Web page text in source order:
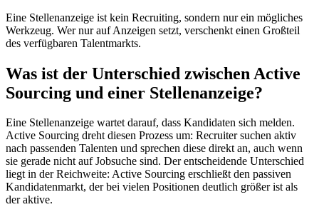
Eine Stellenanzeige ist kein Recruiting, sondern nur ein mögliches
Werkzeug. Wer nur auf Anzeigen setzt, verschenkt einen Großteil
des verfügbaren Talentmarkts.
Was ist der Unterschied zwischen Active
Sourcing und einer Stellenanzeige?
Eine Stellenanzeige wartet darauf, dass Kandidaten sich melden.
Active Sourcing dreht diesen Prozess um: Recruiter suchen aktiv
nach passenden Talenten und sprechen diese direkt an, auch wenn
sie gerade nicht auf Jobsuche sind. Der entscheidende Unterschied
liegt in der Reichweite: Active Sourcing erschließt den passiven
Kandidatenmarkt, der bei vielen Positionen deutlich größer ist als
der aktive.